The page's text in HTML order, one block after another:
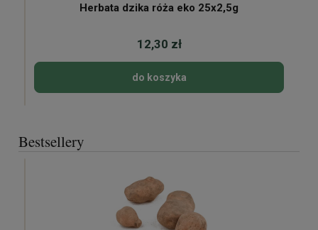
Herbata dzika róża eko 25x2,5g
12,30 zł
do koszyka
Bestsellery